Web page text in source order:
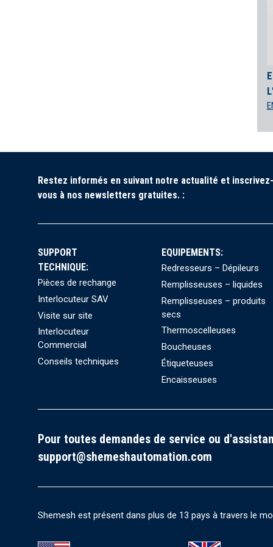
Restez informés en suivant notre actualité et inscrivez-
vous à nos newsletters gratuites. :
SUPPORT
TECHNIQUE:
Pièces de rechange
Interlocuteur SAV
Visite sur site
Interlocuteur
Commercial
Conseils techniques
EQUIPEMENTS:
Redresseurs – Dépileurs
Remplisseuses – liquides
Remplisseuses – produits
secs
Thermoscelleuses
Boucheuses
Étiqueteuses
Encaisseuses
Pour toutes demandes de service ou
support@shemeshautomation.com
Shemesh est présent dans plus de 13 pays à travers le